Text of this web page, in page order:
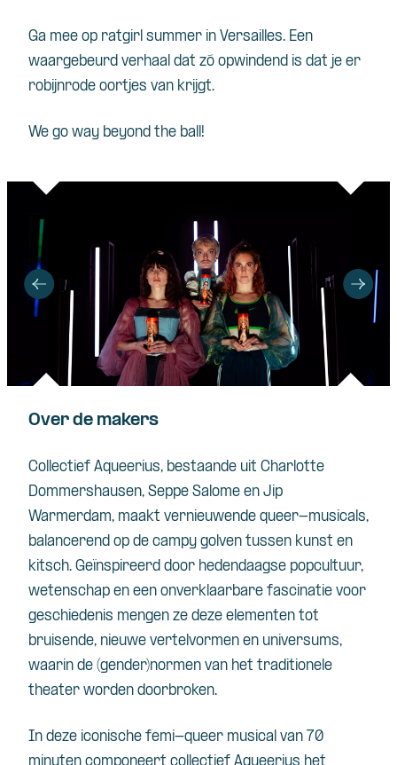
Ga mee op ratgirl summer in Versailles. Een
waargebeurd verhaal dat zó opwindend is dat je er
robijnrode oortjes van krijgt.
We go way beyond the ball!
Over de makers
Collectief Aqueerius, bestaande uit Charlotte
Dommershausen, Seppe Salome en Jip
Warmerdam, maakt vernieuwende queer-musicals,
balancerend op de campy golven tussen kunst en
kitsch. Geïnspireerd door hedendaagse popcultuur,
wetenschap en een onverklaarbare fascinatie voor
geschiedenis mengen ze deze elementen tot
bruisende, nieuwe vertelvormen en universums,
waarin de (gender)normen van het traditionele
theater worden doorbroken.
In deze iconische femi-queer musical van 70
minuten componeert collectief Aqueerius het